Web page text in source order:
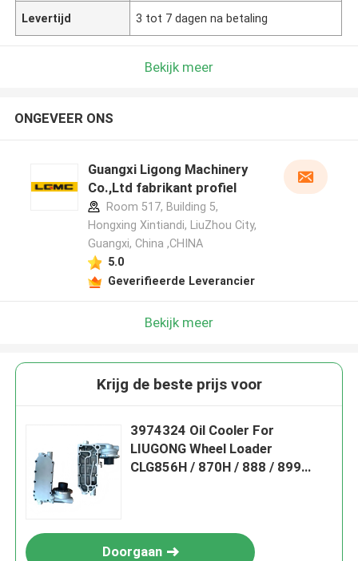
Levertijd 3 tot 7 dagen na betaling
Bekijk meer
ONGEVEER ONS
Guangxi Ligong Machinery
Co.,Ltd fabrikant profiel
Room 517, Building 5,
Hongxing Xintiandi, LiuZhou City,
Guangxi, China ,CHINA
5.0
Geverifieerde Leverancier
Bekijk meer
Krijg de beste prijs voor
3974324 Oil Cooler For
LIUGONG Wheel Loader
CLG856H / 870H / 888 / 899
Doorgaan